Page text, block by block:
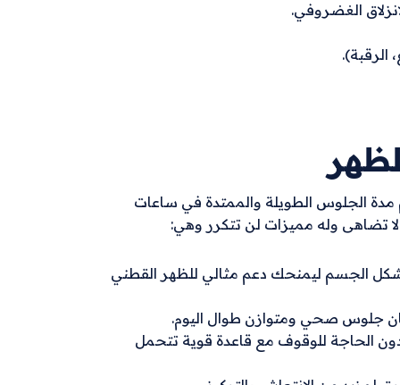
الغضروفي.
الرقبة).
مدة الجلوس الطويلة والممتدة في ساعات
تضاهى وله مميزات لن تتكرر وهي:
الجسم ليمنحك دعم مثالي للظهر القطني
جلوس صحي ومتوازن طوال اليوم.
الحاجة للوقوف مع قاعدة قوية تتحمل